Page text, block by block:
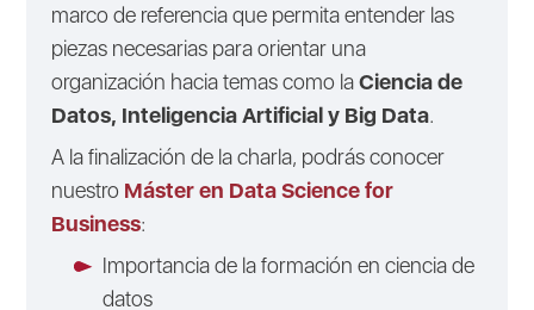
marco de referencia que permita entender las
piezas necesarias para orientar una
organización hacia temas como laCiencia de
Datos, Inteligencia Artificial y Big Data.
A la finalización de la charla, podrás conocer
nuestro Máster en Data Science for
Business:
Importancia de la formación en ciencia de
datos